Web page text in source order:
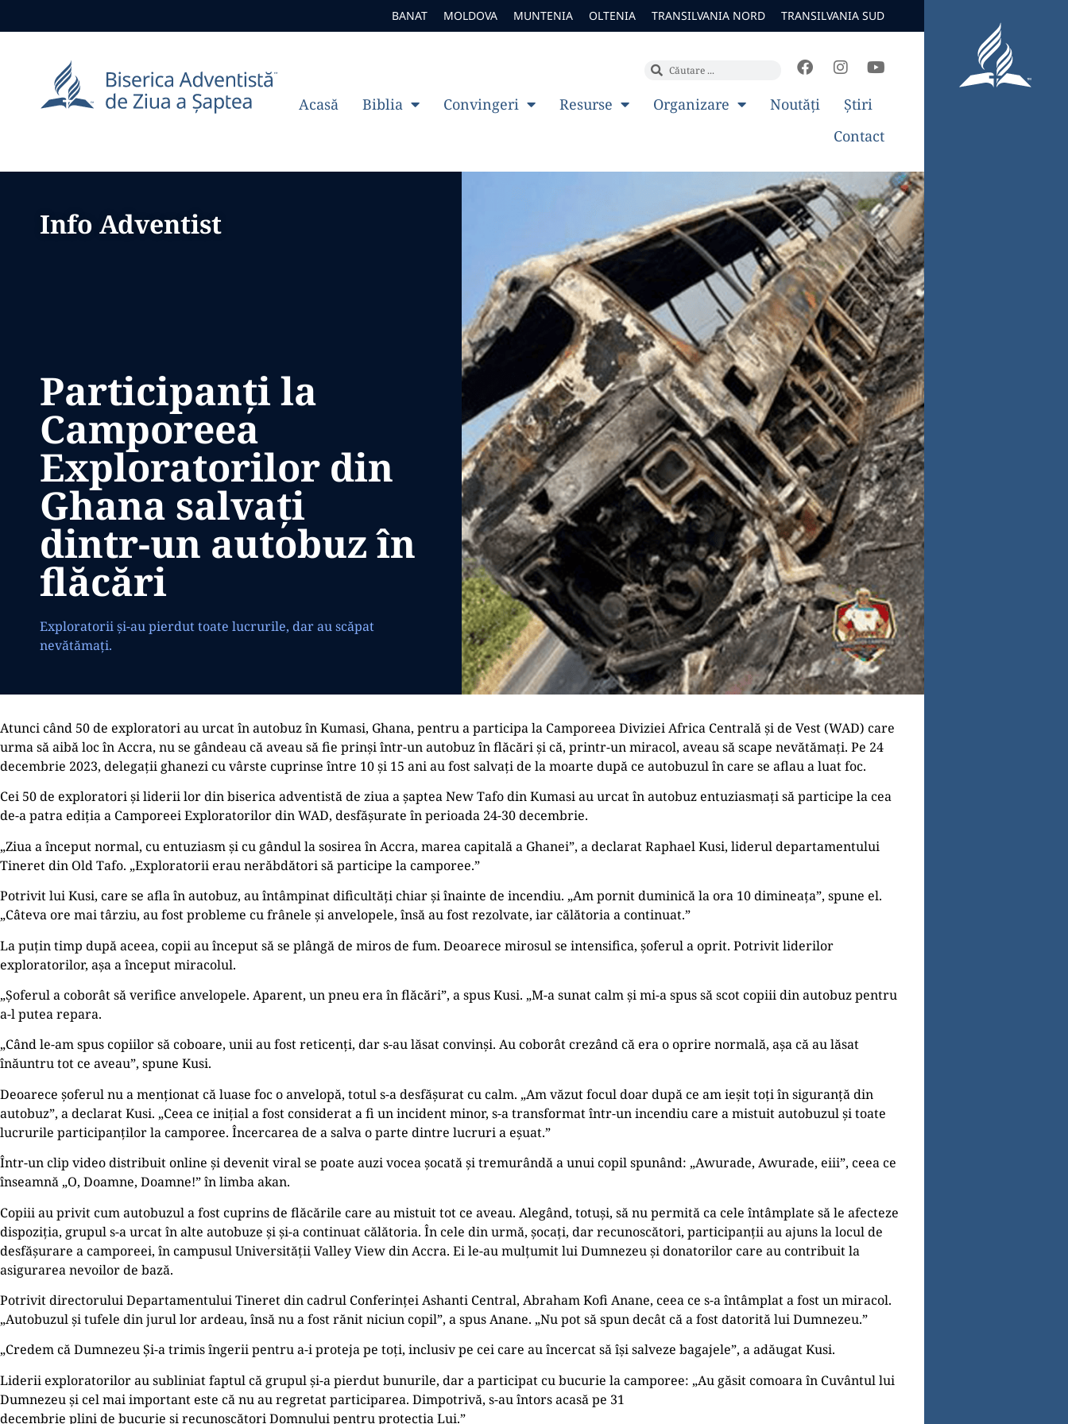
BANAT MOLDOVA MUNTENIA OLTENIA TRANSILVANIA NORD TRANSILVANIA SUD
Acasă Biblia Convingeri Resurse Organizare Noutăți
Știri
Contact
Info Adventist
Participanți la
Camporeea
Exploratorilor din
Ghana salvați
dintr-un autobuz în
flăcări
Exploratorii și-au pierdut toate lucrurile, dar au scăpat
nevătămați.
Atunci când 50 de exploratori au urcat în autobuz în Kumasi, Ghana, pentru a participa la Camporeea Diviziei Africa Centrală și de Vest (WAD) care
urma să aibă loc în Accra, nu se gândeau că aveau să fie prinși într-un autobuz în flăcări și că, printr-un miracol, aveau să scape nevătămați. Pe 24
decembrie 2023, delegații ghanezi cu vârste cuprinse între 10 și 15 ani au fost salvați de la moarte după ce autobuzul în care se aflau a luat foc.
Cei 50 de exploratori și liderii lor din biserica adventistă de ziua a șaptea New Tafo din Kumasi au urcat în autobuz entuziasmați să participe la cea
de-a patra ediția a Camporeei Exploratorilor din WAD, desfășurate în perioada 24-30 decembrie.
„Ziua a început normal, cu entuziasm și cu gândul la sosirea în Accra, marea capitală a Ghanei”, a declarat Raphael Kusi, liderul departamentului
Tineret din Old Tafo. „Exploratorii erau nerăbdători să participe la camporee.”
Potrivit lui Kusi, care se afla în autobuz, au întâmpinat dificultăți chiar și înainte de incendiu. „Am pornit duminică la ora 10 dimineața”, spune el.
„Câteva ore mai târziu, au fost probleme cu frânele și anvelopele, însă au fost rezolvate, iar călătoria a continuat.”
La puțin timp după aceea, copii au început să se plângă de miros de fum. Deoarece mirosul se intensifica, șoferul a oprit. Potrivit liderilor
exploratorilor, așa a început miracolul.
„Șoferul a coborât să verifice anvelopele. Aparent, un pneu era în flăcări”, a spus Kusi. „M-a sunat calm și mi-a spus să scot copiii din autobuz pentru
a-l putea repara.
„Când le-am spus copiilor să coboare, unii au fost reticenți, dar s-au lăsat convinși. Au coborât crezând că era o oprire normală, așa că au lăsat
înăuntru tot ce aveau”, spune Kusi.
Deoarece șoferul nu a menționat că luase foc o anvelopă, totul s-a desfășurat cu calm. „Am văzut focul doar după ce am ieșit toți în siguranță din
autobuz”, a declarat Kusi. „Ceea ce inițial a fost considerat a fi un incident minor, s-a transformat într-un incendiu care a mistuit autobuzul și toate
lucrurile participanților la camporee. Încercarea de a salva o parte dintre lucruri a eșuat.”
Într-un clip video distribuit online și devenit viral se poate auzi vocea șocată și tremurândă a unui copil spunând: „Awurade, Awurade, eiii”, ceea ce
înseamnă „O, Doamne, Doamne!” în limba akan.
Copiii au privit cum autobuzul a fost cuprins de flăcările care au mistuit tot ce aveau. Alegând, totuși, să nu permită ca cele întâmplate să le afecteze
dispoziția, grupul s-a urcat în alte autobuze și și-a continuat călătoria. În cele din urmă, șocați, dar recunoscători, participanții au ajuns la locul de
desfășurare a camporeei, în campusul Universității Valley View din Accra. Ei le-au mulțumit lui Dumnezeu și donatorilor care au contribuit la
asigurarea nevoilor de bază.
Potrivit directorului Departamentului Tineret din cadrul Conferinței Ashanti Central, Abraham Kofi Anane, ceea ce s-a întâmplat a fost un miracol.
„Autobuzul și tufele din jurul lor ardeau, însă nu a fost rănit niciun copil”, a spus Anane. „Nu pot să spun decât că a fost datorită lui Dumnezeu.”
„Credem că Dumnezeu Și-a trimis îngerii pentru a-i proteja pe toți, inclusiv pe cei care au încercat să își salveze bagajele”, a adăugat Kusi.
Liderii exploratorilor au subliniat faptul că grupul și-a pierdut bunurile, dar a participat cu bucurie la camporee: „Au găsit comoara în Cuvântul lui
Dumnezeu și cel mai important este că nu au regretat participarea. Dimpotrivă, s-au întors acasă pe 31
decembrie plini de bucurie și recunoscători Domnului pentru protecția Lui.”